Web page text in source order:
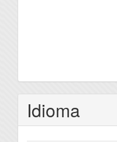
Idioma